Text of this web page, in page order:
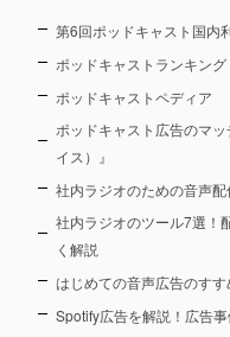
第6回ポッドキャスト国内
ポッドキャストランキング
ポッドキャストペディア
ポッドキャスト広告のマ
イス）』
社内ラジオのための音声配
社内ラジオのツール7選！
く解説
はじめての音声広告のすす
Spotify広告を解説！広告